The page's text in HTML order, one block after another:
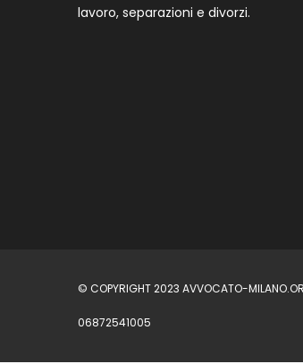
lavoro, separazioni e divorzi.
© COPYRIGHT 2023 AVVOCATO-
06872541005